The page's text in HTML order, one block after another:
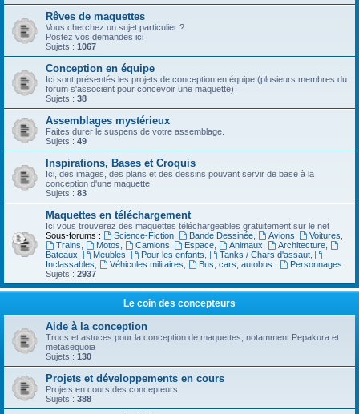
Rêves de maquettes
Vous cherchez un sujet particulier ?
Postez vos demandes ici
Sujets : 1067
Conception en équipe
Ici sont présentés les projets de conception en équipe (plusieurs membres du
forum s'associent pour concevoir une maquette)
Sujets : 38
Assemblages mystérieux
Faites durer le suspens de votre assemblage.
Sujets : 49
Inspirations, Bases et Croquis
Ici, des images, des plans et des dessins pouvant servir de base à la
conception d'une maquette
Sujets : 83
Maquettes en téléchargement
Ici vous trouverez des maquettes téléchargeables gratuitement sur le net
Sous-forums :
Science-Fiction, Bande Dessinée, Avions Voitures
Trains
Motos Camions Espace Animaux Architecture
Bateaux
Meubles Pour les enfants Tanks / Chars d'assaut,
Inclassables
Véhicules militaires Bus, cars, autobus.
Personnages
Sujets : 2937
Le coin des concepteurs
Aide à la conception
Trucs et astuces pour la conception de maquettes, notamment Pepakura et
metasequoia
Sujets : 130
Projets et développements en cours
Projets en cours des concepteurs
Sujets : 388